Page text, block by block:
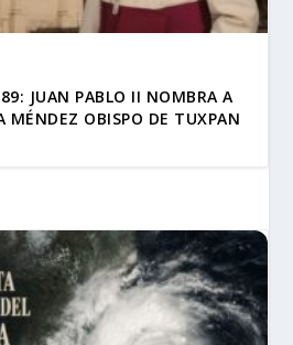
JUAN PABLO II NOMBRA A
MÉNDEZ OBISPO DE TUXPAN